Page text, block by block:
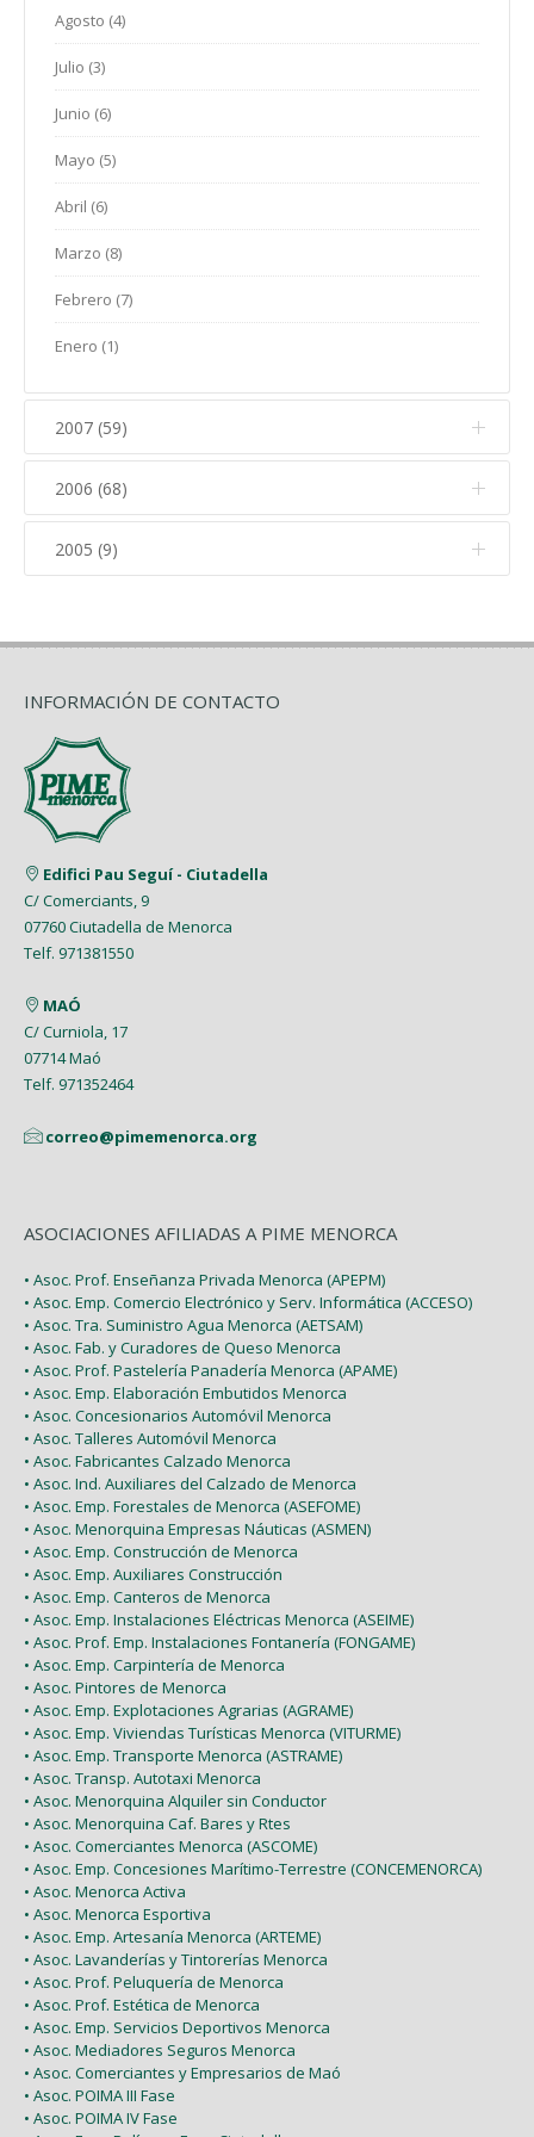
Enero (5)
Febrero (10)
Abril (6)
Marzo (9)
Febrero (4)
Enero (8)
Mayo (10)
Abril (6)
Marzo (9)
Febrero (6)
Enero (7)
Agosto (4)
Julio (3)
Junio (6)
Mayo (5)
Abril (6)
Marzo (8)
Febrero (7)
Enero (1)
2007 (59)
Diciembre (7)
Noviembre (4)
Septiembre (8)
Mayo (5)
Abril (8)
Marzo (5)
Febrero (1)
Enero (2)
2006 (68)
Diciembre (6)
Octubre (12)
Septiembre (3)
Agosto (5)
Julio (2)
Junio (8)
Mayo (7)
Abril (4)
Febrero (6)
Enero (2)
2005 (9)
INFORMACIÓN DE CONTACTO
Edifici Pau Seguí - Ciutadella
C/ Comerciants, 9
07760 Ciutadella de Menorca
Telf. 971381550
MAÓ
C/ Curniola, 17
07714 Maó
Telf. 971352464
correo@pimemenorca.org
ASOCIACIONES AFILIADAS A PIME MENORCA
• Asoc. Prof. Enseñanza Privada Menorca (APEPM)
• Asoc. Emp. Comercio Electrónico y Serv. Informática (ACCESO)
• Asoc. Tra. Suministro Agua Menorca (AETSAM)
• Asoc. Fab. y Curadores de Queso Menorca
• Asoc. Prof. Pastelería Panadería Menorca (APAME)
• Asoc. Emp. Elaboración Embutidos Menorca
• Asoc. Concesionarios Automóvil Menorca
• Asoc. Talleres Automóvil Menorca
• Asoc. Fabricantes Calzado Menorca
• Asoc. Ind. Auxiliares del Calzado de Menorca
• Asoc. Emp. Forestales de Menorca (ASEFOME)
• Asoc. Menorquina Empresas Náuticas (ASMEN)
• Asoc. Emp. Construcción de Menorca
• Asoc. Emp. Auxiliares Construcción
• Asoc. Emp. Canteros de Menorca
• Asoc. Emp. Instalaciones Eléctricas Menorca (ASEIME)
• Asoc. Prof. Emp. Instalaciones Fontanería (FONGAME)
• Asoc. Emp. Carpintería de Menorca
• Asoc. Pintores de Menorca
• Asoc. Emp. Explotaciones Agrarias (AGRAME)
• Asoc. Emp. Viviendas Turísticas Menorca (VITURME)
• Asoc. Emp. Transporte Menorca (ASTRAME)
• Asoc. Transp. Autotaxi Menorca
• Asoc. Menorquina Alquiler sin Conductor
• Asoc. Menorquina Caf. Bares y Rtes
• Asoc. Comerciantes Menorca (ASCOME)
• Asoc. Emp. Concesiones Marítimo-Terrestre (CONCEMENORCA)
• Asoc. Menorca Activa
• Asoc. Menorca Esportiva
• Asoc. Emp. Artesanía Menorca (ARTEME)
• Asoc. Lavanderías y Tintorerías Menorca
• Asoc. Prof. Peluquería de Menorca
• Asoc. Prof. Estética de Menorca
• Asoc. Emp. Servicios Deportivos Menorca
• Asoc. Mediadores Seguros Menorca
• Asoc. Comerciantes y Empresarios de Maó
• Asoc. POIMA III Fase
• Asoc. POIMA IV Fase